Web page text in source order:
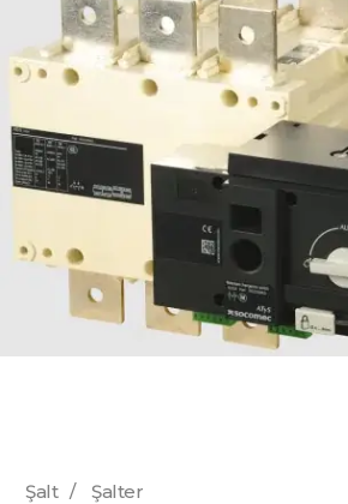
Şalt /
Şalter